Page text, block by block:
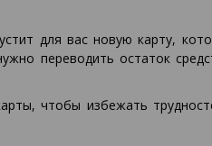
для вас новую карту,
переводить остаток
чтобы избежать